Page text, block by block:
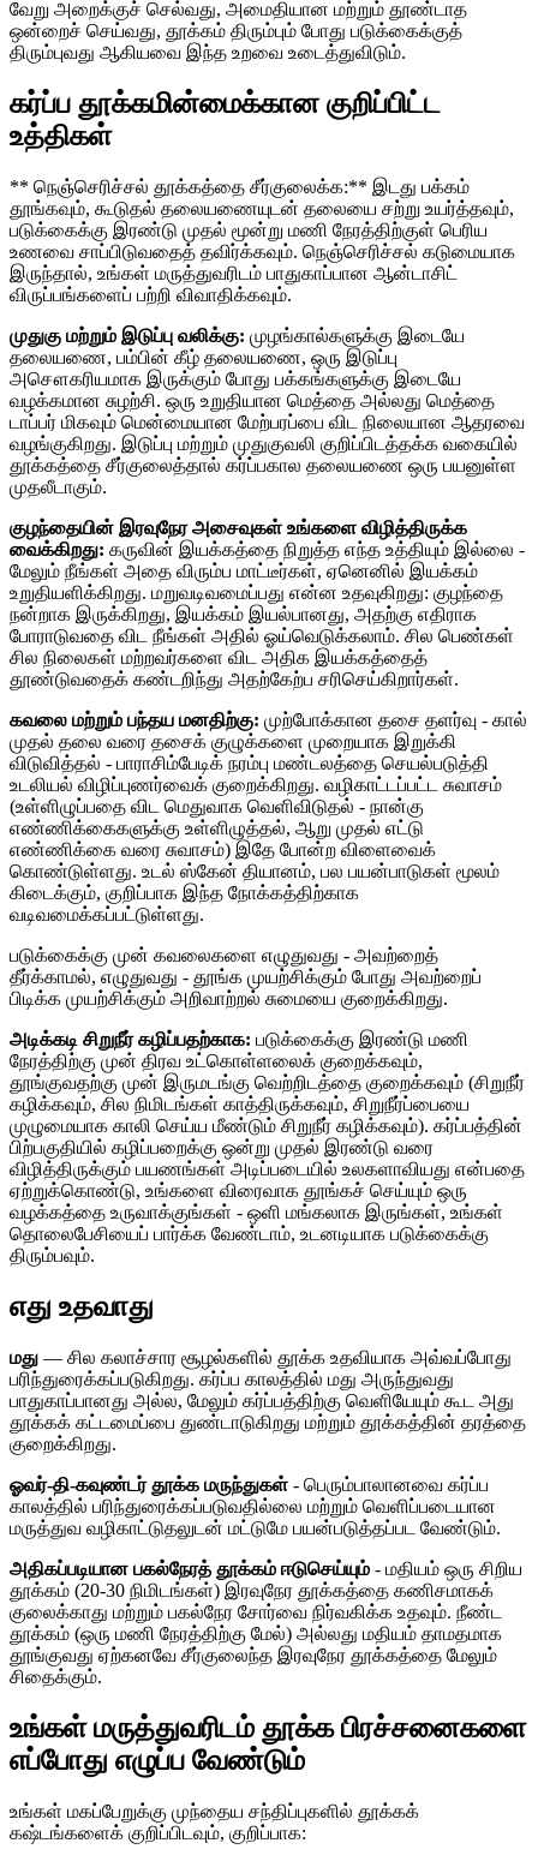
வேறு அறைக்குச் செல்வது, அமைதியான மற்றும் தூண்டாத
ஒன்றைச் செய்வது, தூக்கம் திரும்பும் போது படுக்கைக்குத்
திரும்புவது ஆகியவை இந்த உறவை உடைத்துவிடும்.
கர்ப்ப தூக்கமின்மைக்கான குறிப்பிட்ட
உத்திகள்
** நெஞ்செரிச்சல் தூக்கத்தை சீர்குலைக்க:** இடது பக்கம்
தூங்கவும், கூடுதல் தலையணையுடன் தலையை சற்று உயர்த்தவும்,
படுக்கைக்கு இரண்டு முதல் மூன்று மணி நேரத்திற்குள் பெரிய
உணவை சாப்பிடுவதைத் தவிர்க்கவும். நெஞ்செரிச்சல் கடுமையாக
இருந்தால், உங்கள் மருத்துவரிடம் பாதுகாப்பான ஆன்டாசிட்
விருப்பங்களைப் பற்றி விவாதிக்கவும்.
முதுகு மற்றும் இடுப்பு வலிக்கு: முழங்கால்களுக்கு இடையே
தலையணை, பம்பின் கீழ் தலையணை, ஒரு இடுப்பு
அசௌகரியமாக இருக்கும் போது பக்கங்களுக்கு இடையே
வழக்கமான சுழற்சி. ஒரு உறுதியான மெத்தை அல்லது மெத்தை
டாப்பர் மிகவும் மென்மையான மேற்பரப்பை விட நிலையான ஆதரவை
வழங்குகிறது. இடுப்பு மற்றும் முதுகுவலி குறிப்பிடத்தக்க வகையில்
தூக்கத்தை சீர்குலைத்தால் கர்ப்பகால தலையணை ஒரு பயனுள்ள
முதலீடாகும்.
குழந்தையின் இரவுநேர அசைவுகள் உங்களை விழித்திருக்க
வைக்கிறது: கருவின் இயக்கத்தை நிறுத்த எந்த உத்தியும் இல்லை -
மேலும் நீங்கள் அதை விரும்ப மாட்டீர்கள், ஏனெனில் இயக்கம்
உறுதியளிக்கிறது. மறுவடிவமைப்பது என்ன உதவுகிறது: குழந்தை
நன்றாக இருக்கிறது, இயக்கம் இயல்பானது, அதற்கு எதிராக
போராடுவதை விட நீங்கள் அதில் ஓய்வெடுக்கலாம். சில பெண்கள்
சில நிலைகள் மற்றவர்களை விட அதிக இயக்கத்தைத்
தூண்டுவதைக் கண்டறிந்து அதற்கேற்ப சரிசெய்கிறார்கள்.
கவலை மற்றும் பந்தய மனதிற்கு: முற்போக்கான தசை தளர்வு - கால்
முதல் தலை வரை தசைக் குழுக்களை முறையாக இறுக்கி
விடுவித்தல் - பாராசிம்பேடிக் நரம்பு மண்டலத்தை செயல்படுத்தி
உடலியல் விழிப்புணர்வைக் குறைக்கிறது. வழிகாட்டப்பட்ட சுவாசம்
(உள்ளிழுப்பதை விட மெதுவாக வெளிவிடுதல் - நான்கு
எண்ணிக்கைகளுக்கு உள்ளிழுத்தல், ஆறு முதல் எட்டு
எண்ணிக்கை வரை சுவாசம்) இதே போன்ற விளைவைக்
கொண்டுள்ளது. உடல் ஸ்கேன் தியானம், பல பயன்பாடுகள் மூலம்
கிடைக்கும், குறிப்பாக இந்த நோக்கத்திற்காக
வடிவமைக்கப்பட்டுள்ளது.
படுக்கைக்கு முன் கவலைகளை எழுதுவது - அவற்றைத்
தீர்க்காமல், எழுதுவது - தூங்க முயற்சிக்கும் போது அவற்றைப்
பிடிக்க முயற்சிக்கும் அறிவாற்றல் சுமையை குறைக்கிறது.
அடிக்கடி சிறுநீர் கழிப்பதற்காக: படுக்கைக்கு இரண்டு மணி
நேரத்திற்கு முன் திரவ உட்கொள்ளலைக் குறைக்கவும்,
தூங்குவதற்கு முன் இருமடங்கு வெற்றிடத்தை குறைக்கவும் (சிறுநீர்
கழிக்கவும், சில நிமிடங்கள் காத்திருக்கவும், சிறுநீர்ப்பையை
முழுமையாக காலி செய்ய மீண்டும் சிறுநீர் கழிக்கவும்). கர்ப்பத்தின்
பிற்பகுதியில் கழிப்பறைக்கு ஒன்று முதல் இரண்டு வரை
விழித்திருக்கும் பயணங்கள் அடிப்படையில் உலகளாவியது என்பதை
ஏற்றுக்கொண்டு, உங்களை விரைவாக தூங்கச் செய்யும் ஒரு
வழக்கத்தை உருவாக்குங்கள் - ஒளி மங்கலாக இருங்கள், உங்கள்
தொலைபேசியைப் பார்க்க வேண்டாம், உடனடியாக படுக்கைக்கு
திரும்பவும்.
எது உதவாது
மது — சில கலாச்சார சூழல்களில் தூக்க உதவியாக அவ்வப்போது
பரிந்துரைக்கப்படுகிறது. கர்ப்ப காலத்தில் மது அருந்துவது
பாதுகாப்பானது அல்ல, மேலும் கர்ப்பத்திற்கு வெளியேயும் கூட அது
தூக்கக் கட்டமைப்பை துண்டாடுகிறது மற்றும் தூக்கத்தின் தரத்தை
குறைக்கிறது.
ஓவர்-தி-கவுண்டர் தூக்க மருந்துகள் - பெரும்பாலானவை கர்ப்ப
காலத்தில் பரிந்துரைக்கப்படுவதில்லை மற்றும் வெளிப்படையான
மருத்துவ வழிகாட்டுதலுடன் மட்டுமே பயன்படுத்தப்பட வேண்டும்.
அதிகப்படியான பகல்நேரத் தூக்கம் ஈடுசெய்யும் - மதியம் ஒரு சிறிய
தூக்கம் (20-30 நிமிடங்கள்) இரவுநேர தூக்கத்தை கணிசமாகக்
குலைக்காது மற்றும் பகல்நேர சோர்வை நிர்வகிக்க உதவும். நீண்ட
தூக்கம் (ஒரு மணி நேரத்திற்கு மேல்) அல்லது மதியம் தாமதமாக
தூங்குவது ஏற்கனவே சீர்குலைந்த இரவுநேர தூக்கத்தை மேலும்
சிதைக்கும்.
உங்கள் மருத்துவரிடம் தூக்க பிரச்சனைகளை
எப்போது எழுப்ப வேண்டும்
உங்கள் மகப்பேறுக்கு முந்தைய சந்திப்புகளில் தூக்கக்
கஷ்டங்களைக் குறிப்பிடவும், குறிப்பாக: